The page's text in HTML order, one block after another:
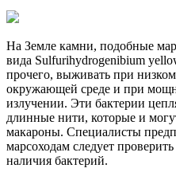
На Земле камни, подобные
вида Sulfurihydrogenibium
прочего, выживать при
окружающей среде и при
излучении. Эти бактерии
длинные нити, которые и
макароны. Специалисты
марсоходам следует
наличия бактерий.